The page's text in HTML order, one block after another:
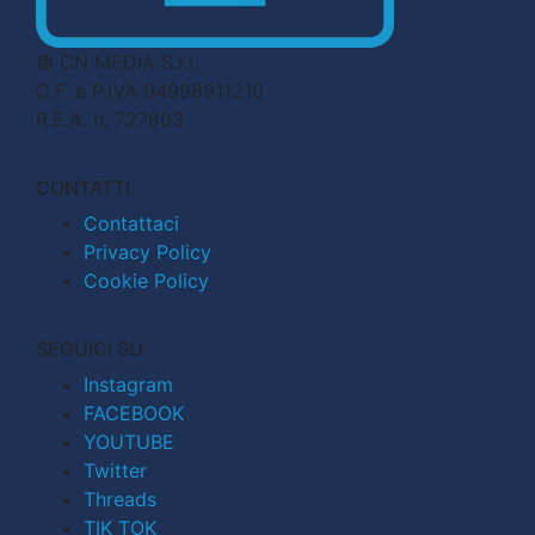
© CN MEDIA S.r.l.
C.F. e P.IVA 04998911210
R.E.A. n. 727803
CONTATTI
Contattaci
Privacy Policy
Cookie Policy
SEGUICI SU
Instagram
FACEBOOK
YOUTUBE
Twitter
Threads
TIK TOK